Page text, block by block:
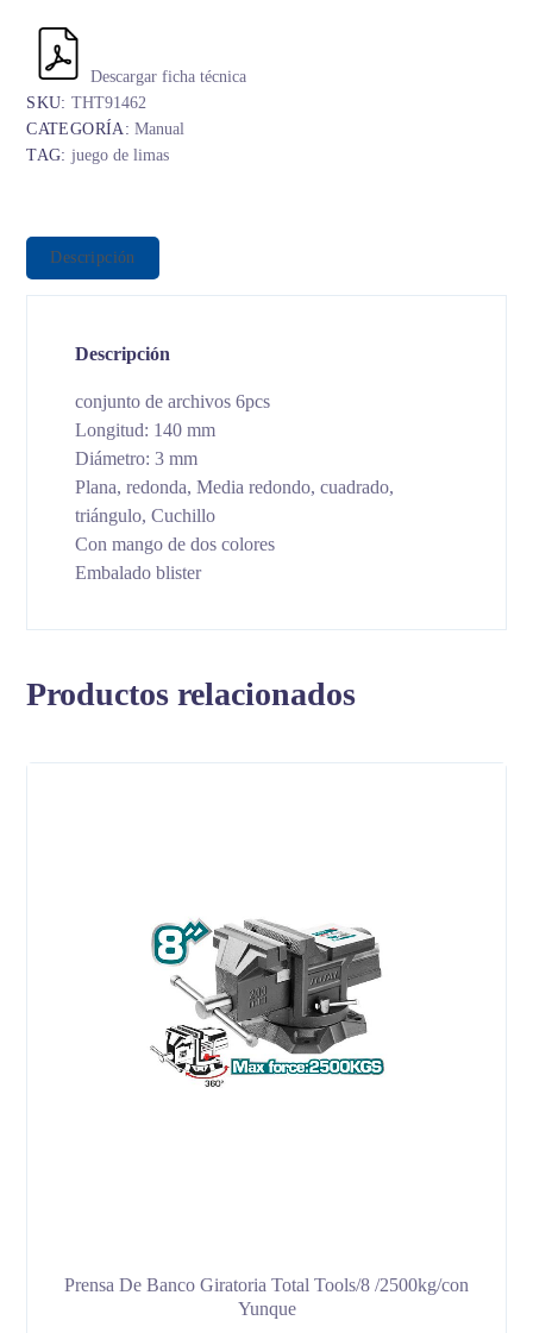
Descargar ficha técnica
SKU:THT91462
CATEGORÍA:Manual
TAG:juego de limas
Descripción
Descripción
conjunto de archivos 6pcs
Longitud: 140 mm
Diámetro: 3 mm
Plana, redonda, Media redondo, cuadrado,
triángulo, Cuchillo
Con mango de dos colores
Embalado blister
Productos relacionados
Prensa De Banco Giratoria Total Tools/8 /2500kg/con
Yunque